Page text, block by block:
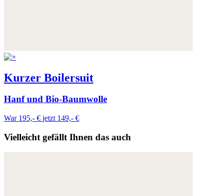
Kurzer Boilersuit
Hanf und Bio-Baumwolle
War 195,- € jetzt 149,- €
Vielleicht gefällt Ihnen das auch